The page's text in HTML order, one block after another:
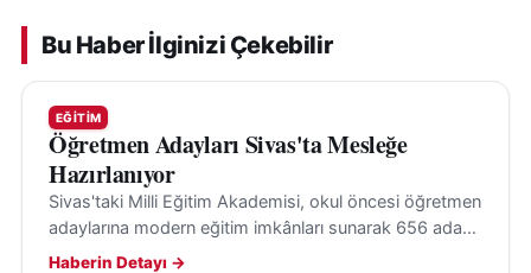
Bu Haber İlginizi Çekebilir
EĞITIM
Öğretmen Adayları Sivas'ta Mesleğe
Hazırlanıyor
Sivas'taki Milli Eğitim Akademisi, okul öncesi öğretmen
adaylarına modern eğitim imkânları sunarak 656 adayı
aynı anda yetiştiriyor. Eğitimler 2027'ye kadar sürecek.
Haberin Detayı →